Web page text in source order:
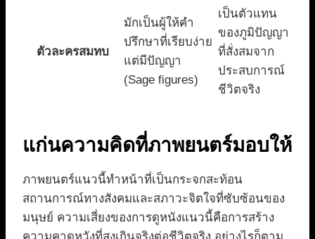
ตัวละครสมทบ
มักเป็นผู้ให้คำ
ปรึกษาที่เรียบง่าย
แต่มีปัญญา
(Sage figures)
เป็นตัวแทน
ของภูมิปัญญา
ที่สั่งสมจาก
ประสบการณ์
ชีวิตจริง
แก่นความคิดที่ภาพยนตร์มอบให้
ภาพยนตร์แนวนี้ทำหน้าที่เป็นกระจกสะท้อน
สถานการณ์ทางสังคมและสภาวะจิตใจที่ซับซ้อนของ
มนุษย์ ความเสี่ยงของการดูหนังแนวนี้คือการสร้าง